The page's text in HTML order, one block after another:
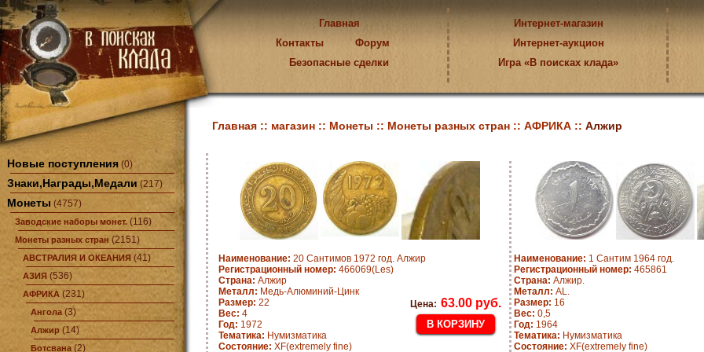
Главная
Контакты
Форум
Безопасные сделки
Интернет-магазин
Интернет-аукцион
Игра «В поисках клада»
Новые поступления (0)
Знаки,Награды,Медали (217)
Монеты (4757)
Заводские наборы монет. (116)
Монеты разных стран (2151)
АВСТРАЛИЯ И ОКЕАНИЯ (41)
АЗИЯ (536)
АФРИКА (231)
Ангола(3)
Алжир (14)
Ботсвана (2)
Главная :: магазин :: Монеты :: Монеты разных стран :: АФРИКА :: Алжир
Наименование: 20 Сантимов 1972 год. Алжир
Регистрационный номер: 466069(Les)
Страна: Алжир
Металл: Медь-Алюминий-Цинк
Размер: 22
Вес: 4
Год: 1972
Тематика: Нумизматика
Состояние: XF(extremely fine)
Цена: 63.00 руб.
Наименование: 1 Сантим 1964 год.
Регистрационный номер: 465861
Страна: Алжир.
Металл: AL.
Размер: 16
Вес: 0,5
Год: 1964
Тематика: Нумизматика
Состояние: XF(extremely fine)